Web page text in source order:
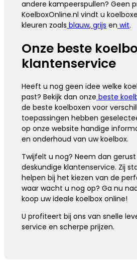
andere kampeerspullen? Geen
KoelboxOnline.nl vindt u
kleuren zoals blauw, grijs en wit.
Onze beste
klantenservice
Heeft u nog geen idee welke
past? Bekijk dan onze beste
de beste koelboxen voor
toepassingen hebben
op onze website handige
en onderhoud van uw koelbox.
Twijfelt u nog? Neem dan
deskundige klantenservice. Zij
helpen bij het kiezen van de
waar wacht u nog op? Ga nu
koop uw ideale koelbox online!
U profiteert bij ons van snelle
service en scherpe prijzen.